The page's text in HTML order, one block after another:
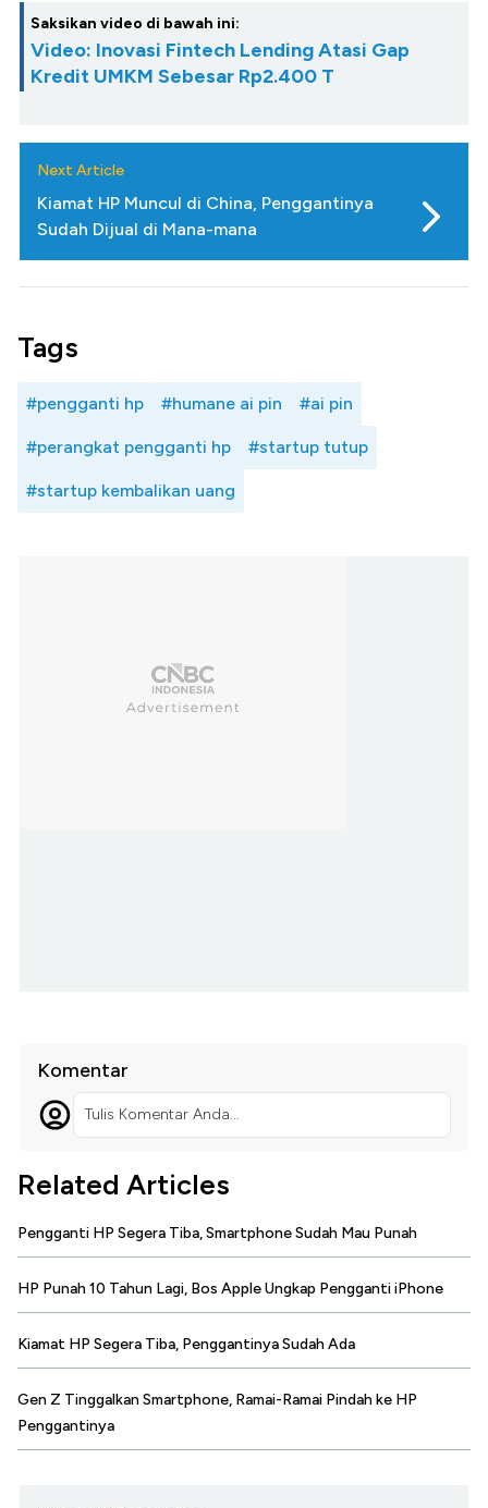
Saksikan video di bawah ini:
Video: Inovasi Fintech Lending Atasi Gap
Kredit UMKM Sebesar Rp2.400 T
Next Article
Kiamat HP Muncul di China, Penggantinya
Sudah Dijual di Mana-mana
Tags
#pengganti hp #humane ai pin #ai pin
#perangkat pengganti hp #startup tutup
#startup kembalikan uang
Komentar
Tulis Komentar Anda...
Related Articles
Pengganti HP Segera Tiba, Smartphone Sudah Mau Punah
HP Punah 10 Tahun Lagi, Bos Apple Ungkap Pengganti iPhone
Kiamat HP Segera Tiba, Penggantinya Sudah Ada
Gen Z Tinggalkan Smartphone, Ramai-Ramai Pindah ke HP
Penggantinya